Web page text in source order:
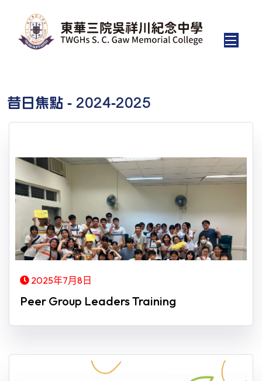
昔日焦點 - 2024-2025
2025年7月8日
Peer Group Leaders Training